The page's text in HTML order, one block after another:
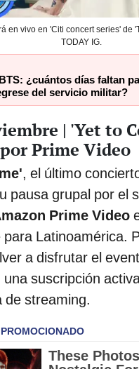
en vivo en 'Citi concert series' de
TODAY IG.
¿cuántos días faltan
del servicio militar?
| 'Yet to
Prime Video
, el último
pausa grupal por el
Prime Video
para Latinoamérica.
a disfrutar el
suscripción
de streaming.